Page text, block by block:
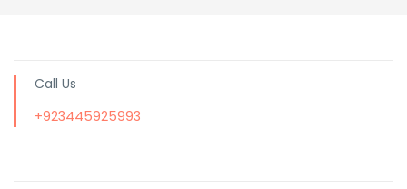
Call Us
+923445925993